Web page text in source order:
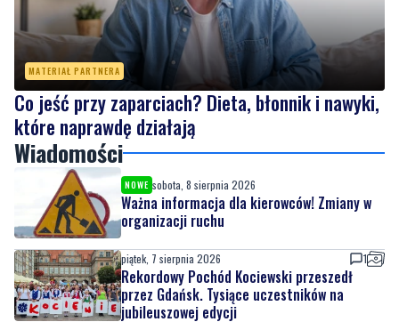
MATERIAŁ PARTNERA
Co jeść przy zaparciach? Dieta, błonnik i nawyki,
które naprawdę działają
Wiadomości
NOWE sobota, 8 sierpnia 2026
Ważna informacja dla kierowców! Zmiany w
organizacji ruchu
piątek, 7 sierpnia 2026